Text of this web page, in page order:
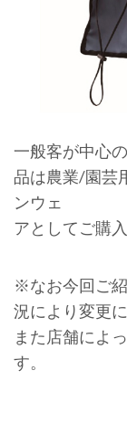
一般客が中心
品は農業/園芸
ンウェ
アとしてご購
※なお今回ご
況により変更
また店舗によ
す。